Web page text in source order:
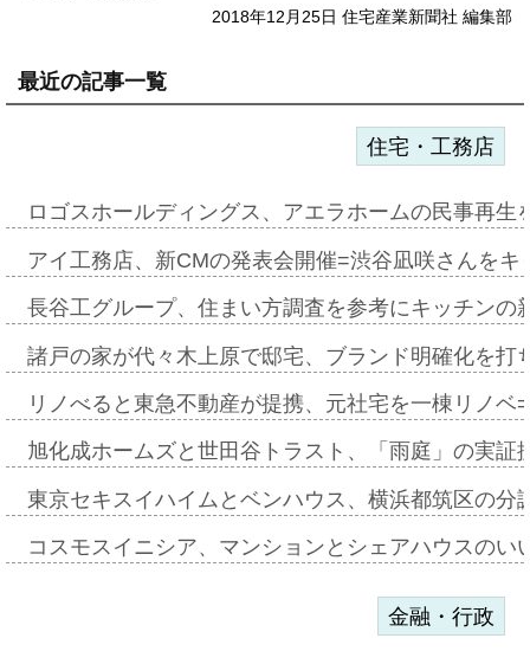
2018年12月25日 住宅産業新聞社 編集部
最近の記事一覧
住宅・工務店
ロゴスホールディングス、アエラホームの民事再
アイ工務店、新CMの発表会開催=渋谷凪咲さんを
長谷工グループ、住まい方調査を参考にキッチン
諸戸の家が代々木上原で邸宅、ブランド明確化を
リノべると東急不動産が提携、元社宅を一棟リノ
旭化成ホームズと世田谷トラスト、「雨庭」の実
東京セキスイハイムとベンハウス、横浜都筑区の
コスモスイニシア、マンションとシェアハウスの
金融・行政